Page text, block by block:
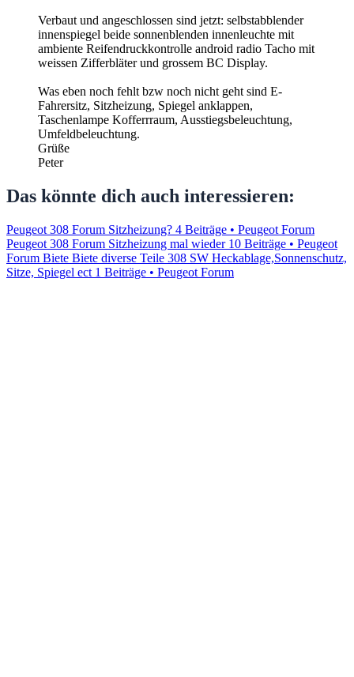
Verbaut und angeschlossen sind jetzt: selbstabblender
innenspiegel beide sonnenblenden innenleuchte mit
ambiente Reifendruckkontrolle android radio Tacho mit
weissen Zifferbläter und grossem BC Display.
Was eben noch fehlt bzw noch nicht geht sind E-
Fahrersitz, Sitzheizung, Spiegel anklappen,
Taschenlampe Kofferrraum, Ausstiegsbeleuchtung,
Umfeldbeleuchtung.
Grüße
Peter
Das könnte dich auch interessieren:
Peugeot 308 Forum Sitzheizung? 4 Beiträge • Peugeot Forum
Peugeot 308 Forum Sitzheizung mal wieder 10 Beiträge • Peugeot
Forum Biete Biete diverse Teile 308 SW Heckablage,Sonnenschutz,
Sitze, Spiegel ect 1 Beiträge • Peugeot Forum